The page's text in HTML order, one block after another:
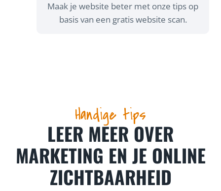
Maak je website beter met onze tips op
basis van een gratis website scan.
Handige tips
LEER MEER OVER
MARKETING EN JE ONLINE
ZICHTBAARHEID